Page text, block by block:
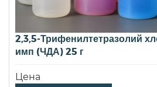
2,3,5-Трифенилтетразолий
имп (ЧДА) 25 г
Цена